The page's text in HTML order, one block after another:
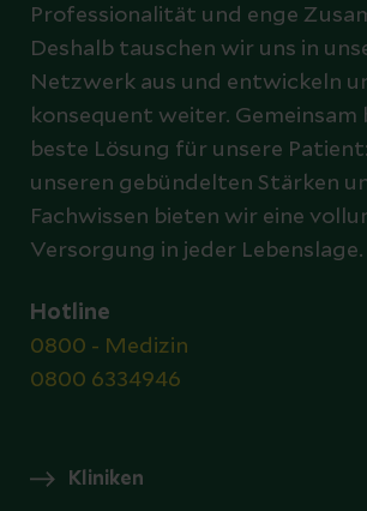
Professionalität und enge
Deshalb tauschen wir uns in
Netzwerk aus und entwickeln
konsequent weiter. Gemeinsam
beste Lösung für unsere
unseren gebündelten Stärken
Fachwissen bieten wir eine
Versorgung in jeder Lebenslage.
Hotline
0800 - Medizin
0800 6334946
Kliniken